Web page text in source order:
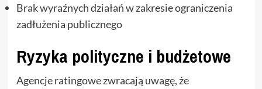
Brak wyraźnych działań w zakresie ograniczenia
zadłużenia publicznego
Ryzyka polityczne i budżetowe
Agencje ratingowe zwracają uwagę, że